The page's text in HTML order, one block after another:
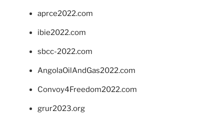
aprce2022.com
ibie2022.com
sbcc-2022.com
AngolaOilAndGas2022.com
Convoy4Freedom2022.com
grur2023.org